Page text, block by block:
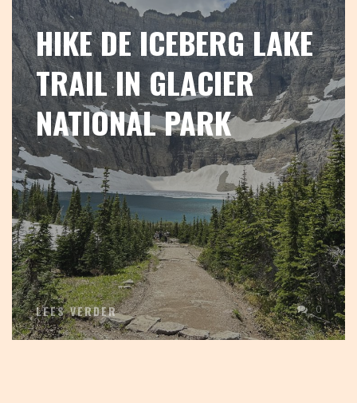
HIKE DE ICEBERG LAKE
TRAIL IN GLACIER
NATIONAL PARK
LEES VERDER 0